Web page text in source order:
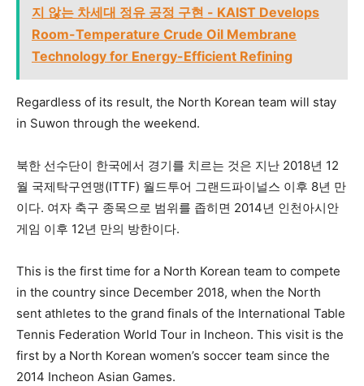
지 않는 차세대 정유 공정 구현 - KAIST Develops
Room-Temperature Crude Oil Membrane
Technology for Energy-Efficient Refining
Regardless of its result, the North Korean team will stay
in Suwon through the weekend.
북한 선수단이 한국에서 경기를 치르는 것은 지난 2018년 12
월 국제탁구연맹(ITTF) 월드투어 그랜드파이널스 이후 8년 만
이다. 여자 축구 종목으로 범위를 좁히면 2014년 인천아시안
게임 이후 12년 만의 방한이다.
This is the first time for a North Korean team to compete
in the country since December 2018, when the North
sent athletes to the grand finals of the International Table
Tennis Federation World Tour in Incheon. This visit is the
first by a North Korean women’s soccer team since the
2014 Incheon Asian Games.